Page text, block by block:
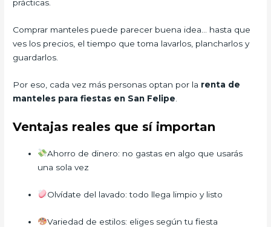
prácticas.
Comprar manteles puede parecer buena idea… hasta que
ves los precios, el tiempo que toma lavarlos, plancharlos y
guardarlos.
Por eso, cada vez más personas optan por la renta de
manteles para fiestas en San Felipe
Ventajas reales que sí importan
Ahorro de dinero: no gastas en algo que usarás
una sola vez
Olvídate del lavado: todo llega limpio y listo
Variedad de estilos: eliges según tu fiesta